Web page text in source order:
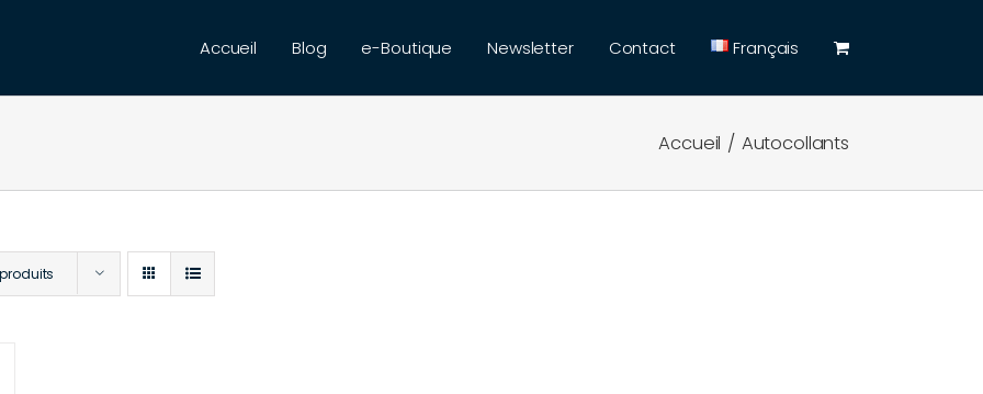
Accueil Blog e-Boutique Newsletter Contact Français
Accueil Autocollants
produits